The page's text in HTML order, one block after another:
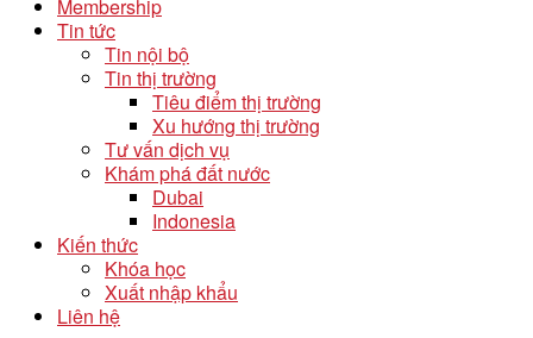
Membership
Tin tức
Tin nội bộ
Tin thị trường
Tiêu điểm thị trường
Xu hướng thị trường
Tư vấn dịch vụ
Khám phá đất nước
Dubai
Indonesia
Kiến thức
Khóa học
Xuất nhập khẩu
Liên hệ